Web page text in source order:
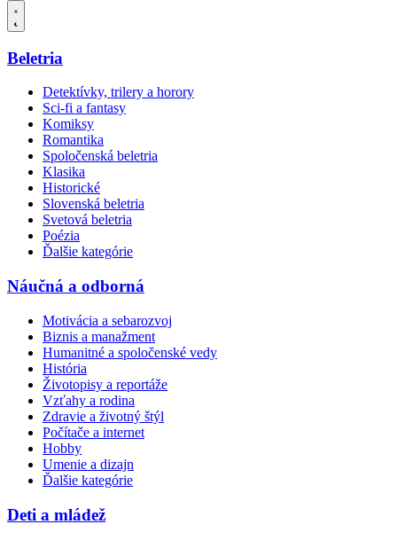
Beletria
Detektívky, trilery a horory
Sci-fi a fantasy
Komiksy
Romantika
Spoločenská beletria
Klasika
Historické
Slovenská beletria
Svetová beletria
Poézia
Ďalšie kategórie
Náučná a odborná
Motivácia a sebarozvoj
Biznis a manažment
Humanitné a spoločenské vedy
História
Životopisy a reportáže
Vzťahy a rodina
Zdravie a životný štýl
Počítače a internet
Hobby
Umenie a dizajn
Ďalšie kategórie
Deti a mládež